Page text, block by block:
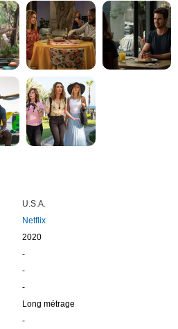
U.S.A.
Netflix
2020
-
-
-
Long métrage
-